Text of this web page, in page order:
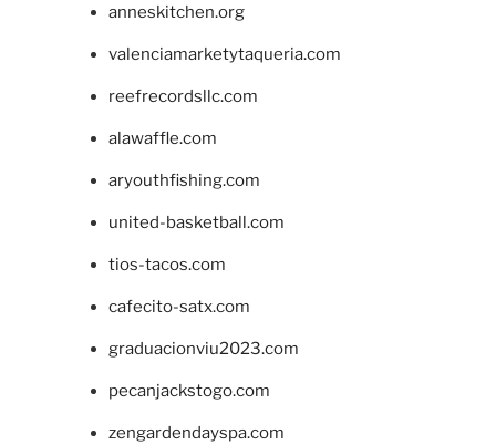
anneskitchen.org
valenciamarketytaqueria.com
reefrecordsllc.com
alawaffle.com
aryouthfishing.com
united-basketball.com
tios-tacos.com
cafecito-satx.com
graduacionviu2023.com
pecanjackstogo.com
zengardendayspa.com